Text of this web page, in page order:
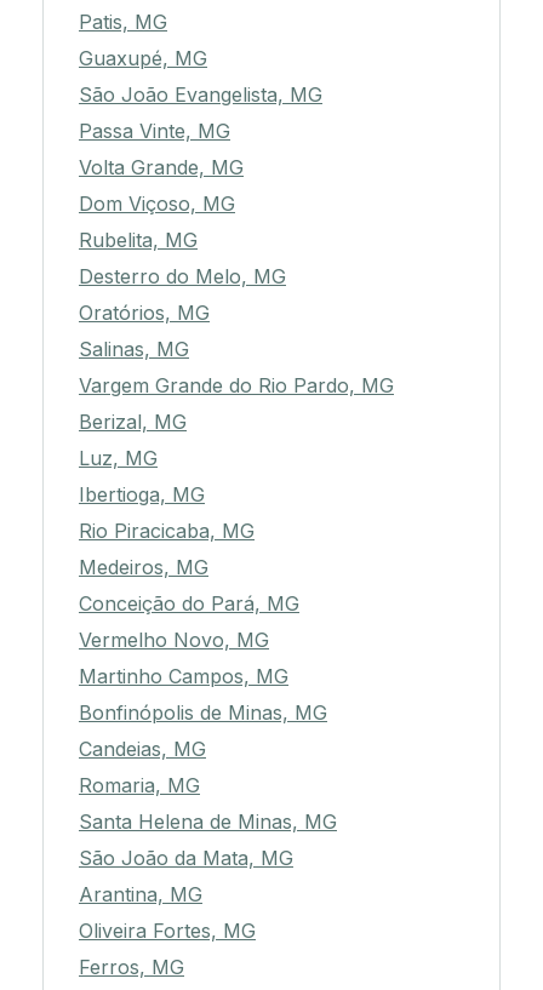
Patis, MG
Guaxupé, MG
São João Evangelista, MG
Passa Vinte, MG
Volta Grande, MG
Dom Viçoso, MG
Rubelita, MG
Desterro do Melo, MG
Oratórios, MG
Salinas, MG
Vargem Grande do Rio Pardo, MG
Berizal, MG
Luz, MG
Ibertioga, MG
Rio Piracicaba, MG
Medeiros, MG
Conceição do Pará, MG
Vermelho Novo, MG
Martinho Campos, MG
Bonfinópolis de Minas, MG
Candeias, MG
Romaria, MG
Santa Helena de Minas, MG
São João da Mata, MG
Arantina, MG
Oliveira Fortes, MG
Ferros, MG